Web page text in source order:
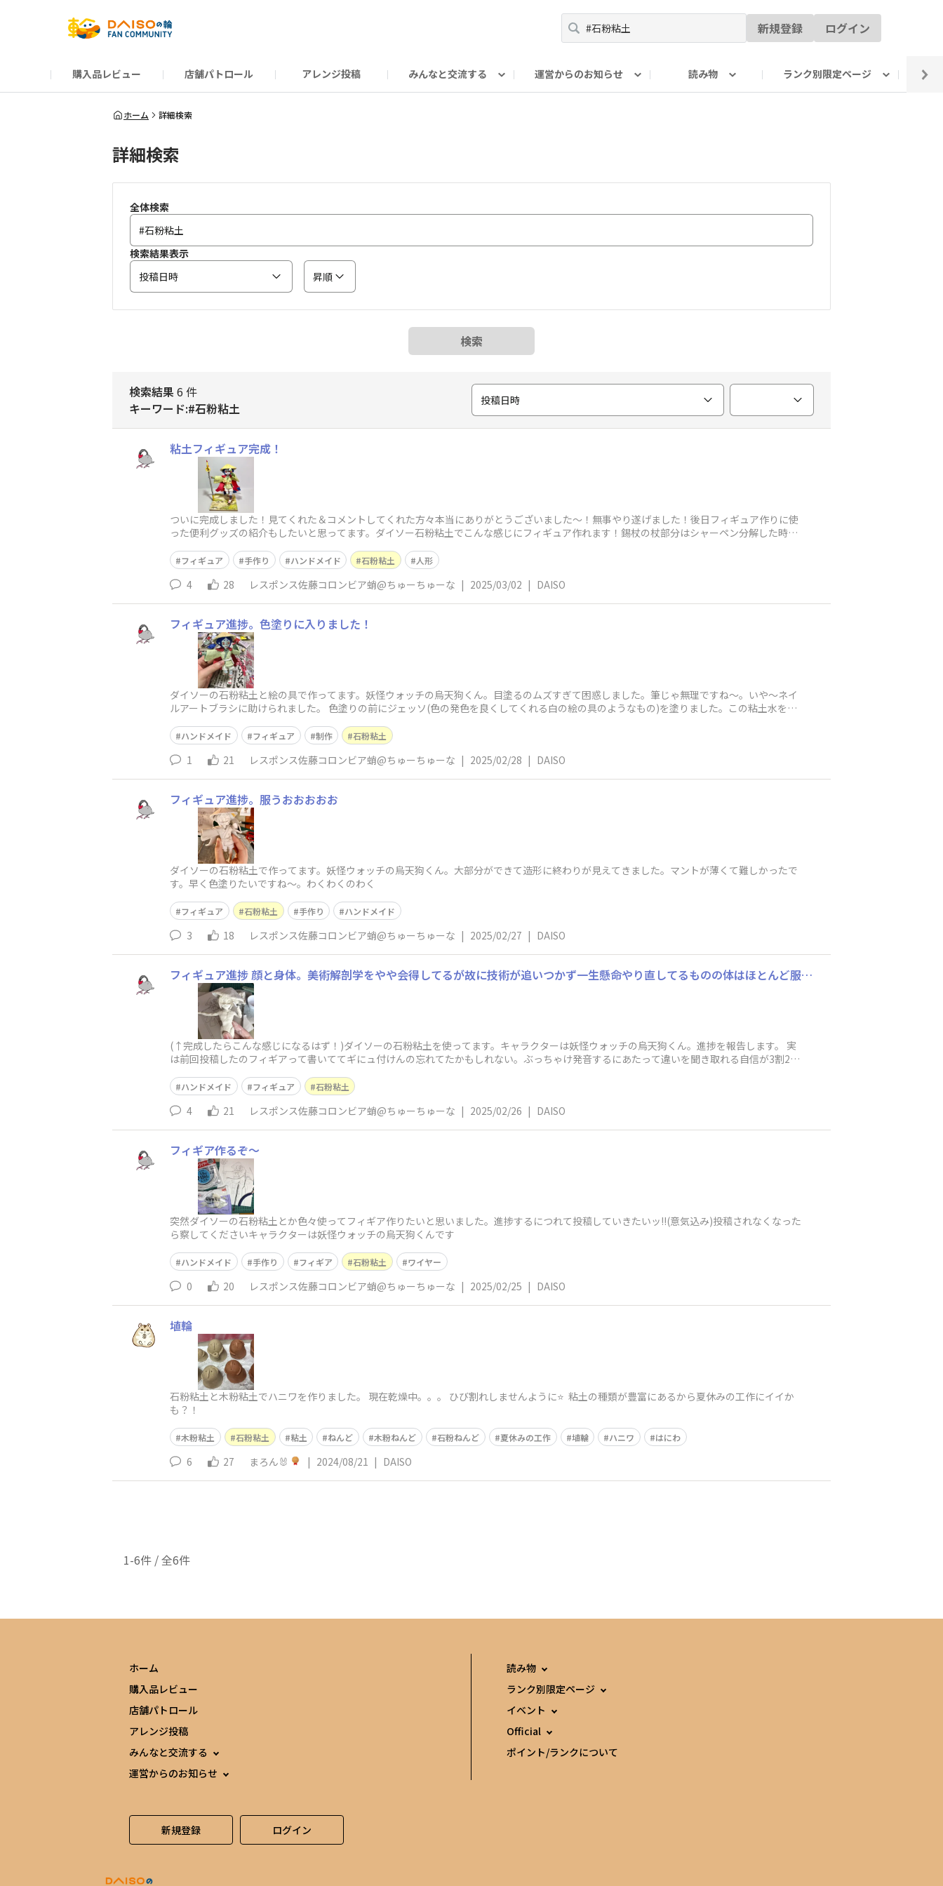
新規登録 ログイン
購入品レビュー 店舗パトロール アレンジ投稿 みんなと交流する
だんぜんトーク
運営からのお知らせ
運営からのお知らせ
読み物
ーSP Blogー
ランク別限定ページ
プレゼントキャンペーン
1周年記念キャンペーン
公式ホームページ
ホーム 詳細検索
詳細検索
全体検索
検索結果表示
投稿日時
昇順
検索
検索結果6 件
キーワード:#石粉粘土
投稿日時
粘土フィギュア完成！
ついに完成しました！見てくれた＆コメントしてくれた方々本当にありがとうございました～！無事やり遂げました！後日フィギュア作りに使
った便利グッズの紹介もしたいと思ってます。ダイソー石粉粘土でこんな感じにフィギュア作れます！錫杖の杖部分はシャーペン分解した時に
フィギュア 手作り ハンドメイド 石粉粘土 人形
4 28 レスポンス佐藤コロンビア蛸@ちゅーちゅーな | 2025/03/02 | DAISO
フィギュア進捗。色塗りに入りました！
ダイソーの石粉粘土と絵の具で作ってます。妖怪ウォッチの烏天狗くん。目塗るのムズすぎて困惑しました。筆じゃ無理ですね〜。いや〜ネイ
ルアートブラシに助けられました。 色塗りの前にジェッソ(色の発色を良くしてくれる白の絵の具のようなもの)を塗りました。この粘土水をす
ハンドメイド フィギュア 制作 石粉粘土
1 21 レスポンス佐藤コロンビア蛸@ちゅーちゅーな | 2025/02/28 | DAISO
フィギュア進捗。服うおおおおお
ダイソーの石粉粘土で作ってます。妖怪ウォッチの烏天狗くん。大部分ができて造形に終わりが見えてきました。マントが薄くて難しかったで
す。早く色塗りたいですね〜。わくわくのわく
フィギュア 石粉粘土 手作り ハンドメイド
3 18 レスポンス佐藤コロンビア蛸@ちゅーちゅーな | 2025/02/27 | DAISO
フィギュア進捗 顔と身体。美術解剖学をやや会得してるが故に技術が追いつかず一生懸命やり直してるものの体はほとんど服で隠れるので意味がない。
(↑完成したらこんな感じになるはず！)ダイソーの石粉粘土を使ってます。キャラクターは妖怪ウォッチの烏天狗くん。進捗を報告します。 実
は前回投稿したのフィギアって書いててギにュ付けんの忘れてたかもしれない。ぶっちゃけ発音するにあたって違いを聞き取れる自信が3割2分
ハンドメイド フィギュア 石粉粘土
4 21 レスポンス佐藤コロンビア蛸@ちゅーちゅーな | 2025/02/26 | DAISO
フィギア作るぞ〜
突然ダイソーの石粉粘土とか色々使ってフィギア作りたいと思いました。進捗するにつれて投稿していきたいッ!!(意気込み)投稿されなくなった
ら察してくださいキャラクターは妖怪ウォッチの烏天狗くんです
ハンドメイド 手作り フィギア 石粉粘土 ワイヤー
0 20 レスポンス佐藤コロンビア蛸@ちゅーちゅーな | 2025/02/25 | DAISO
埴輪
石粉粘土と木粉粘土でハニワを作りました。 現在乾燥中。。。 ひび割れしませんように⭐️ 粘土の種類が豊富にあるから夏休みの工作にイイか
も？！
木粉粘土 石粉粘土 粘土 ねんど 木粉ねんど 石粉ねんど 夏休みの工作 埴輪 ハニワ はにわ
6 27 まろん🐰 | 2024/08/21 | DAISO
1-6件 / 全6件
ホーム
購入品レビュー
店舗パトロール
アレンジ投稿
みんなと交流する
運営からのお知らせ
読み物
ランク別限定ページ
イベント
Official
ポイント/ランクについて
新規登録 ログイン